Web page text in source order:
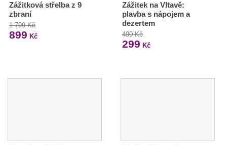
Zážitková střelba z 9
zbraní
1 799 Kč
899 Kč
Zážitek na Vltavě:
plavba s nápojem a
dezertem
400 Kč
299 Kč